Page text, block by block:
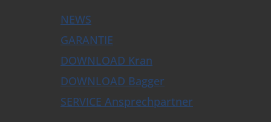
NEWS
GARANTIE
DOWNLOAD Kran
DOWNLOAD Bagger
SERVICE Ansprechpartner